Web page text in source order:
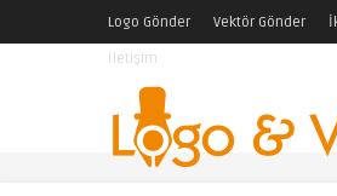
Logo Gönder Vektör Gönder
İletişim